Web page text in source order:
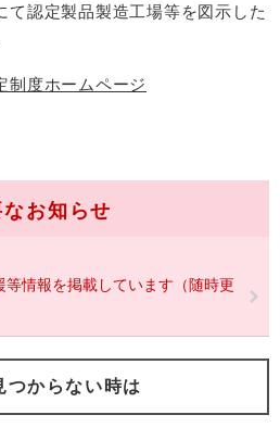
て認定製品製造工場等を図示した
制度ホームページ
お知らせ
情報を掲載しています（随時更
つからない時は